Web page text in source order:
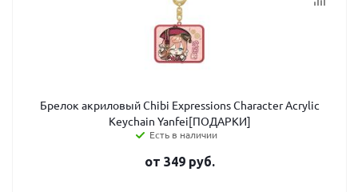
Брелок акриловый Chibi Expressions Character Acrylic
Keychain Yanfei[ПОДАРКИ]
Есть в наличии
от 349 руб.